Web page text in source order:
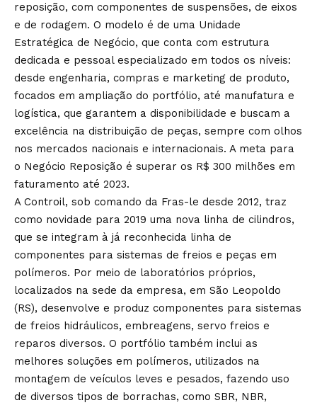
reposição, com componentes de suspensões, de eixos
e de rodagem. O modelo é de uma Unidade
Estratégica de Negócio, que conta com estrutura
dedicada e pessoal especializado em todos os níveis:
desde engenharia, compras e marketing de produto,
focados em ampliação do portfólio, até manufatura e
logística, que garantem a disponibilidade e buscam a
excelência na distribuição de peças, sempre com olhos
nos mercados nacionais e internacionais. A meta para
o Negócio Reposição é superar os R$ 300 milhões em
faturamento até 2023.
A Controil, sob comando da Fras-le desde 2012, traz
como novidade para 2019 uma nova linha de cilindros,
que se integram à já reconhecida linha de
componentes para sistemas de freios e peças em
polímeros. Por meio de laboratórios próprios,
localizados na sede da empresa, em São Leopoldo
(RS), desenvolve e produz componentes para sistemas
de freios hidráulicos, embreagens, servo freios e
reparos diversos. O portfólio também inclui as
melhores soluções em polímeros, utilizados na
montagem de veículos leves e pesados, fazendo uso
de diversos tipos de borrachas, como SBR, NBR,